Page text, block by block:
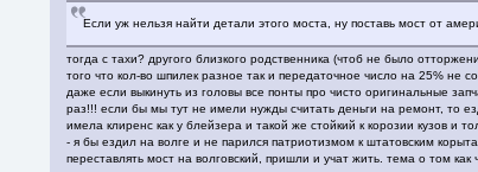
Если уж нельзя найти детали этого моста, ну поставь мост от
тогда с тахи? другого близкого родственника (чтоб не было
того что кол-во шпилек разное так и передаточное число на 25% не
даже если выкинуть из головы все понты про чисто оригинальные
раз!!! если бы мы тут не имели нужды считать деньги на ремонт, то
имела клиренс как у блейзера и такой же стойкий к корозии кузов и
- я бы ездил на волге и не парился патриотизмом к штатовским
переставлять мост на волговский, пришли и учат жить. тема о том